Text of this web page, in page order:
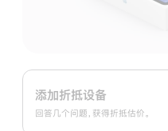
Apple
Trade
换
添加折抵设备
回答几个问题，获得折抵估价。